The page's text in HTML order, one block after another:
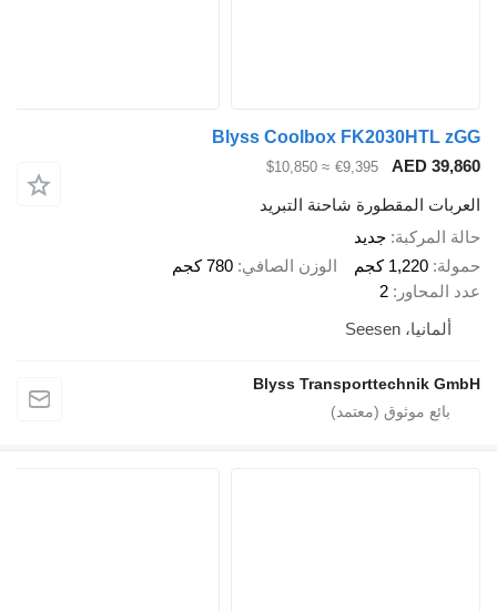
Blyss Coolbox FK2030HTL
AED
€9,395
≈ $10,850
المقطورة شاحنة التبريد
جديد
1,220 كجم الوزن الصافي
780 كجم
2
Blyss Transporttechnik